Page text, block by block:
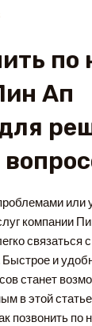
по
Ап
или
компании
связаться
и
станет
в этой
позвонить по